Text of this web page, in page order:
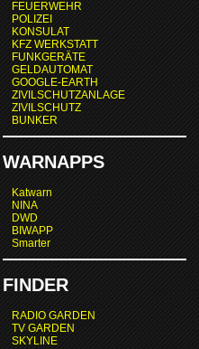
FEUERWEHR
POLIZEI
KONSULAT
KFZ WERKSTATT
FUNKGERÄTE
GELDAUTOMAT
GOOGLE-EARTH
ZIVILSCHUTZANLAGE
ZIVILSCHUTZ
BUNKER
WARNAPPS
Katwarn
NINA
DWD
BIWAPP
Smarter
FINDER
RADIO GARDEN
TV GARDEN
SKYLINE